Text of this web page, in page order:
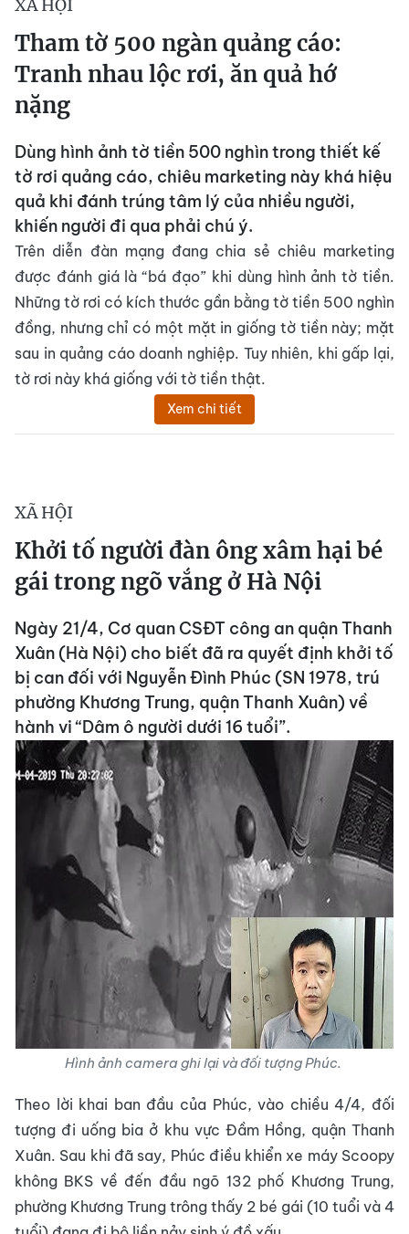
XÃ HỘI
Tham tờ 500 ngàn quảng cáo:
Tranh nhau lộc rơi, ăn quả hớ
nặng
Dùng hình ảnh tờ tiền 500 nghìn trong thiết kế
tờ rơi quảng cáo, chiêu marketing này khá hiệu
quả khi đánh trúng tâm lý của nhiều người,
khiến người đi qua phải chú ý.
Trên diễn đàn mạng đang chia sẻ chiêu marketing
được đánh giá là “bá đạo” khi dùng hình ảnh tờ tiền.
Những tờ rơi có kích thước gần bằng tờ tiền 500 nghìn
đồng, nhưng chỉ có một mặt in giống tờ tiền này; mặt
sau in quảng cáo doanh nghiệp. Tuy nhiên, khi gấp lại,
tờ rơi này khá giống với tờ tiền thật.
Xem chi tiết
XÃ HỘI
Khởi tố người đàn ông xâm hại bé
gái trong ngõ vắng ở Hà Nội
Ngày 21/4, Cơ quan CSĐT công an quận Thanh
Xuân (Hà Nội) cho biết đã ra quyết định khởi tố
bị can đối với Nguyễn Đình Phúc (SN 1978, trú
phường Khương Trung, quận Thanh Xuân) về
hành vi “Dâm ô người dưới 16 tuổi”.
Hình ảnh camera ghi lại và đối tượng Phúc.
Theo lời khai ban đầu của Phúc, vào chiều 4/4, đối
tượng đi uống bia ở khu vực Đầm Hồng, quận Thanh
Xuân. Sau khi đã say, Phúc điều khiển xe máy Scoopy
không BKS về đến đầu ngõ 132 phố Khương Trung,
phường Khương Trung trông thấy 2 bé gái (10 tuổi và 4